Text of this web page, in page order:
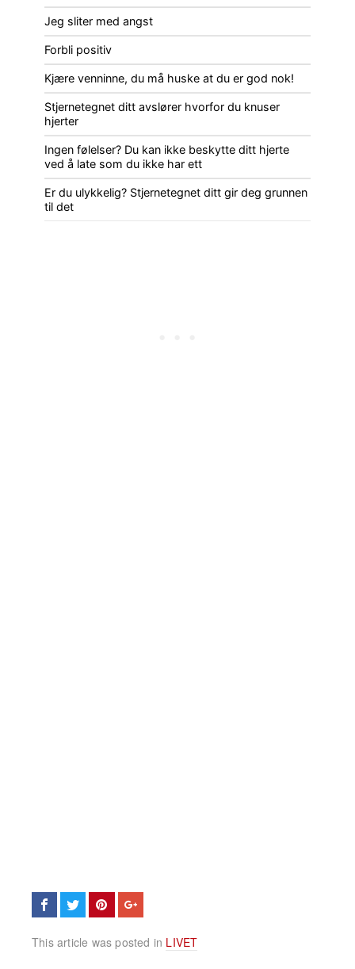
Jeg sliter med angst
Forbli positiv
Kjære venninne, du må huske at du er god nok!
Stjernetegnet ditt avslører hvorfor du knuser
hjerter
Ingen følelser? Du kan ikke beskytte ditt hjerte
ved å late som du ikke har ett
Er du ulykkelig? Stjernetegnet ditt gir deg grunnen
til det
This article was posted in LIVET